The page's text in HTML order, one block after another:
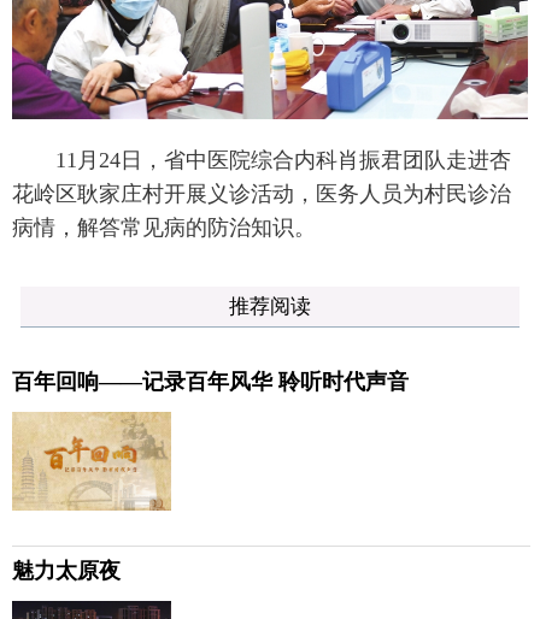
11月24日，省中医院综合内科肖振君团队走进杏
花岭区耿家庄村开展义诊活动，医务人员为村民诊治
病情，解答常见病的防治知识。
推荐阅读
百年回响——记录百年风华 聆听时代声音
魅力太原夜